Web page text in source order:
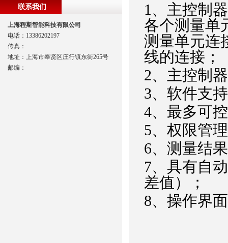
1、主控制
各个测量单
测量单元连
线的连接；
2、主控制
3、软件支持
4、最多可
5、权限管
6、测量结
7、具有自
差值）；
8、操作界
联系我们
上海程斯智能科技有限公司
电话：13386202197
传真：
地址：上海市奉贤区庄行镇东街265号
邮编：